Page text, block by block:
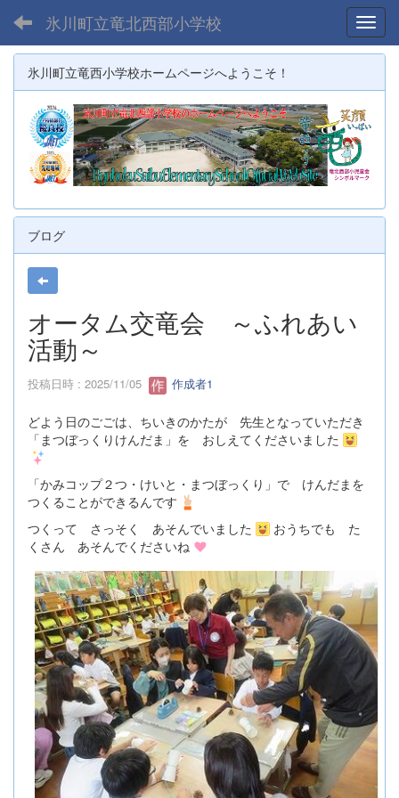
氷川町立竜北西部小学校
氷川町立竜西小学校ホームページへようこそ！
ブログ
オータム交竜会 ～ふれあい
活動～
投稿日時 : 2025/11/05 作成者1
どよう日のごごは、ちいきのかたが 先生となっていただき
「まつぼっくりけんだま」を おしえてくださいました
「かみコップ２つ・けいと・まつぼっくり」で けんだまを
つくることができるんです
つくって さっそく あそんでいました
おうちでも た
くさん あそんでくださいね